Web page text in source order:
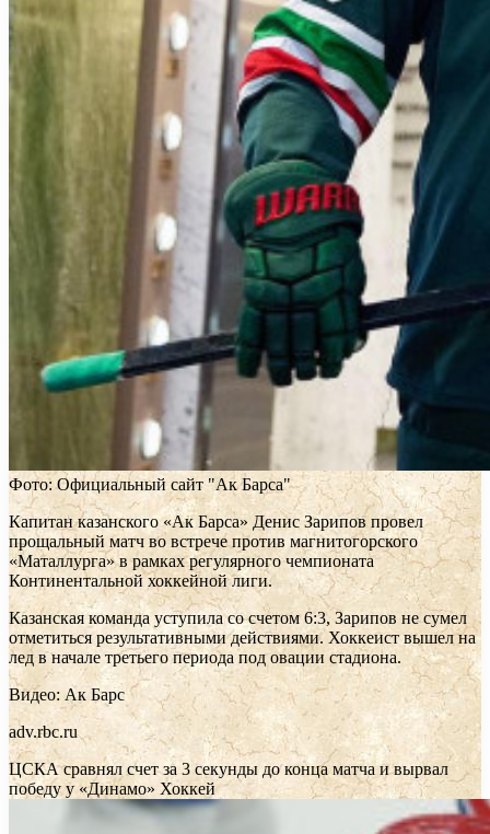
Фото: Официальный сайт "Ак Барса"
Капитан казанского «Ак Барса» Денис Зарипов провел
прощальный матч во встрече против магнитогорского
«Маталлурга» в рамках регулярного чемпионата
Континентальной хоккейной лиги.
Казанская команда уступила со счетом 6:3, Зарипов не сумел
отметиться результативными действиями. Хоккеист вышел на
лед в начале третьего периода под овации стадиона.
Видео: Ак Барс
adv.rbc.ru
ЦСКА сравнял счет за 3 секунды до конца матча и вырвал
победу у «Динамо» Хоккей